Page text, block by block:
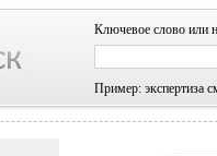
Ключевое слово или
Пример: экспертиза